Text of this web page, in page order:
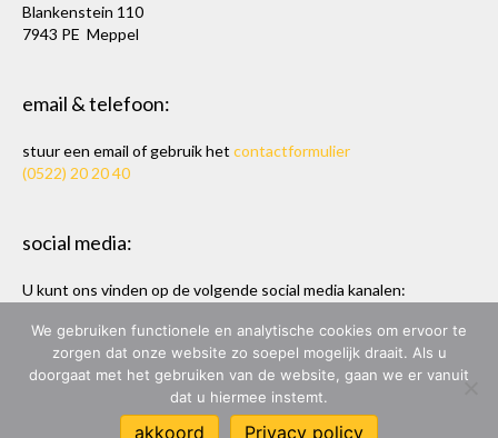
Blankenstein 110
7943 PE Meppel
email & telefoon:
stuur een email of gebruik het contactformulier
(0522) 20 20 40
social media:
U kunt ons vinden op de volgende social media kanalen:
ADMINISTRATIE- & ADVIESBUREAU LIJSTER
We gebruiken functionele en analytische cookies om ervoor te
zorgen dat onze website zo soepel mogelijk draait. Als u
doorgaat met het gebruiken van de website, gaan we er vanuit
dat u hiermee instemt.
akkoord Privacy policy